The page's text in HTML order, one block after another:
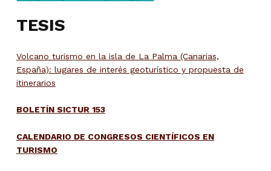
TESIS
Volcano turismo en la isla de La Palma (Canarias,
España): lugares de interés geoturístico y propuesta de
itinerarios
BOLETÍN SICTUR 153
CALENDARIO DE CONGRESOS CIENTÍFICOS EN
TURISMO